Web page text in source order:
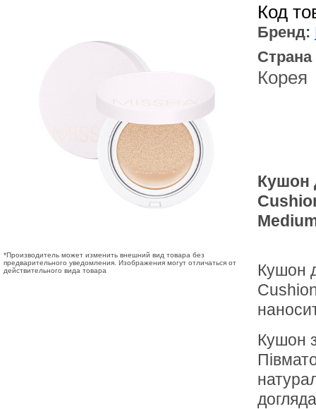
*Производитель может изменить внешний вид товара без
предварительного уведомления. Изображения могут отличаться от
действительного вида товара
Код
Бренд:
Корея
Кушон
Кушон
Кушон